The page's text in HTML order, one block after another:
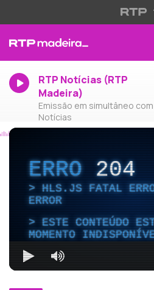
RTP Notícias (RTP
Madeira)
Emissão em simultâneo com
Notícias
ERRO204
HLS.JS FATAL
ERROR
ESTE CONTEÚDO
MOMENTO